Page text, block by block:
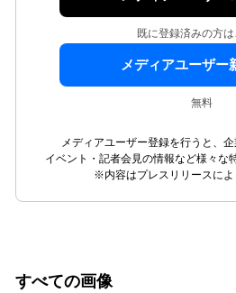
既に登録済みの方は
メディアユーザー
無料
メディアユーザー登録を行うと、企
イベント・記者会見の情報など様々な
※内容はプレスリリースによ
すべての画像